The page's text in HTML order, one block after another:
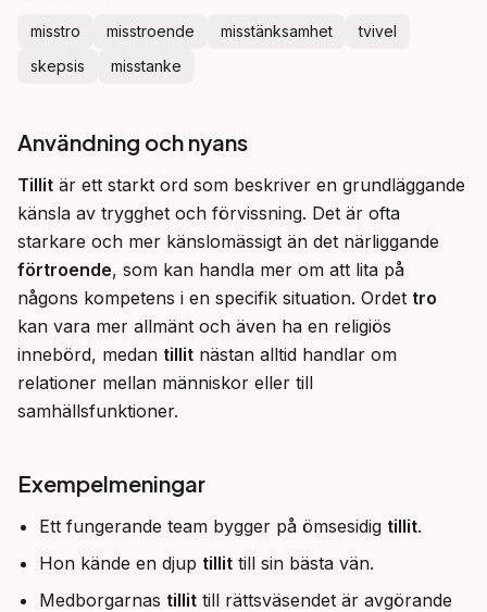
misstro misstroende misstänksamhet
tvivel
skepsis
misstanke
Användning och nyans
Tillit är ett starkt ord som beskriver en grundläggande
känsla av trygghet och förvissning. Det är ofta
förtroende, som kan handla mer om att lita på
någons kompetens i en specifik situation. Ordet tro
kan vara mer allmänt och även ha en religiös
innebörd, medan tillit nästan alltid handlar om
relationer mellan människor eller till
samhällsfunktioner.
Exempelmeningar
Ett fungerande team bygger på ömsesidig tillit.
Hon kände en djup tillit till sin bästa vän.
Medborgarnas tillit till rättsväsendet är avgörande